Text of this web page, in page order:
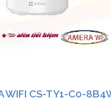
WIFI CS-TY1-C0-